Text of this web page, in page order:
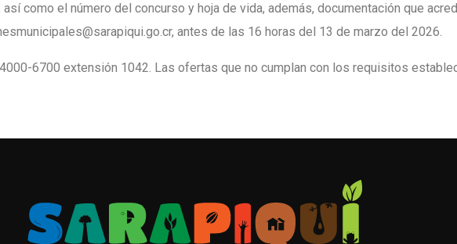
como el número del concurso y hoja de vida, además, documentación que
antes de las 16 horas del 13 de marzo del 2026.
6700 extensión 1042. Las ofertas que no cumplan con los requisitos